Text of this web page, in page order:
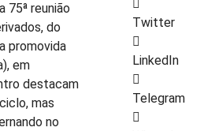
75ª reunião
do
promovida
em
destacam
mas
no
Twitter
LinkedIn
Telegram